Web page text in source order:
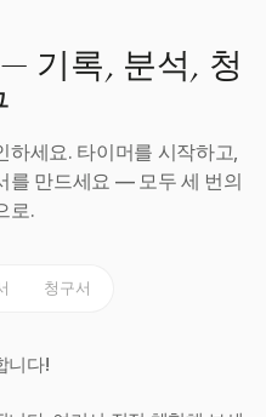
기록, 분석, 청
하세요. 타이머를 시작하고,
를 만드세요 — 모두 세 번의
로.
청구서
니다!